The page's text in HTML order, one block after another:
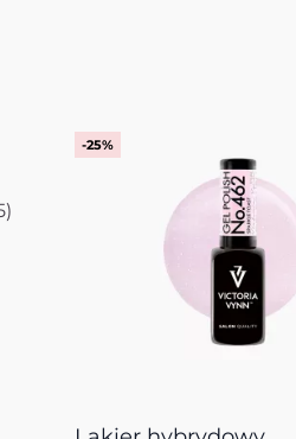
available
products available
)
available
-25%